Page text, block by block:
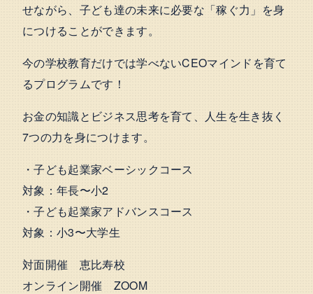
せながら、子ども達の未来に必要な「稼ぐ力」を身
につけることができます。
今の学校教育だけでは学べないCEOマインドを育て
るプログラムです！
お金の知識とビジネス思考を育て、人生を生き抜く
7つの力を身につけます。
・子ども起業家ベーシックコース
対象：年長〜小2
・子ども起業家アドバンスコース
対象：小3〜大学生
対面開催 恵比寿校
オンライン開催 ZOOM